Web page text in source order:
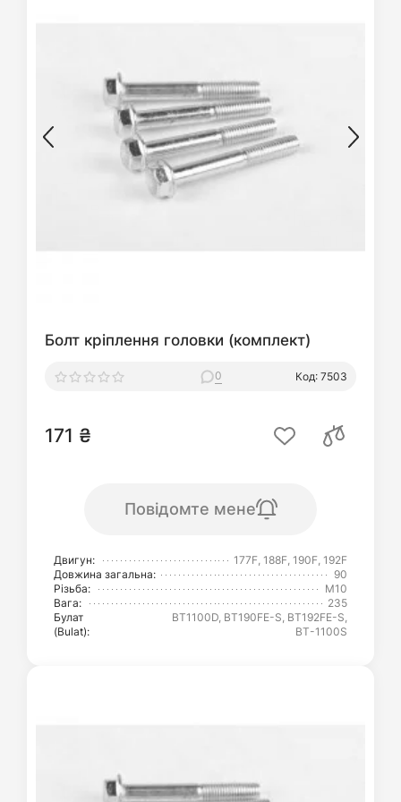
Болт кріплення головки (комплект)
0 Код: 7503
171 ₴
Повідомте мене
Двигун:
177F, 188F, 190F, 192F
Довжина загальна:
90
Різьба:
М10
Вага:
235
Булат
(Bulat):
BT1100D, BT190FE-S, BT192FE-S,
ВТ-1100S